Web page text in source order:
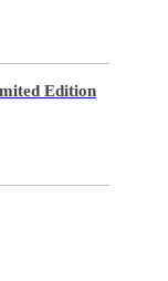
Edition